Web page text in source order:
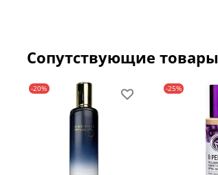
Сопутствующие товары
-20% -25%